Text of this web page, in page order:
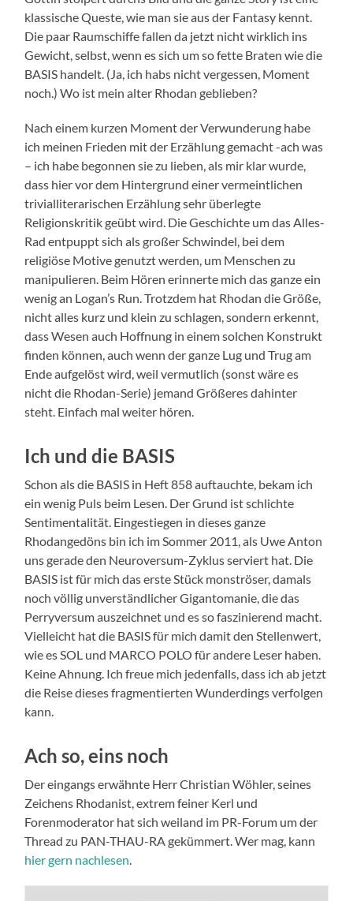
klassische Queste, wie man sie aus der Fantasy kennt.
Die paar Raumschiffe fallen da jetzt nicht wirklich ins
Gewicht, selbst, wenn es sich um so fette Braten wie die
BASIS handelt. (Ja, ich habs nicht vergessen, Moment
noch.) Wo ist mein alter Rhodan geblieben?
Nach einem kurzen Moment der Verwunderung habe
ich meinen Frieden mit der Erzählung gemacht -ach was
– ich habe begonnen sie zu lieben, als mir klar wurde,
dass hier vor dem Hintergrund einer vermeintlichen
trivialliterarischen Erzählung sehr überlegte
Religionskritik geübt wird. Die Geschichte um das Alles-
Rad entpuppt sich als großer Schwindel, bei dem
religiöse Motive genutzt werden, um Menschen zu
manipulieren. Beim Hören erinnerte mich das ganze ein
wenig an Logan’s Run. Trotzdem hat Rhodan die Größe,
nicht alles kurz und klein zu schlagen, sondern erkennt,
dass Wesen auch Hoffnung in einem solchen Konstrukt
finden können, auch wenn der ganze Lug und Trug am
Ende aufgelöst wird, weil vermutlich (sonst wäre es
nicht die Rhodan-Serie) jemand Größeres dahinter
steht. Einfach mal weiter hören.
Ich und die BASIS
Schon als die BASIS in Heft 858 auftauchte, bekam ich
ein wenig Puls beim Lesen. Der Grund ist schlichte
Sentimentalität. Eingestiegen in dieses ganze
Rhodangedöns bin ich im Sommer 2011, als Uwe Anton
uns gerade den Neuroversum-Zyklus serviert hat. Die
BASIS ist für mich das erste Stück monströser, damals
noch völlig unverständlicher Gigantomanie, die das
Perryversum auszeichnet und es so faszinierend macht.
Vielleicht hat die BASIS für mich damit den Stellenwert,
wie es SOL und MARCO POLO für andere Leser haben.
Keine Ahnung. Ich freue mich jedenfalls, dass ich ab jetzt
die Reise dieses fragmentierten Wunderdings verfolgen
kann.
Ach so, eins noch
Der eingangs erwähnte Herr Christian Wöhler, seines
Zeichens Rhodanist, extrem feiner Kerl und
Forenmoderator hat sich weiland im PR-Forum um der
Thread zu PAN-THAU-RA gekümmert. Wer mag, kann
hier gern nachlesen.